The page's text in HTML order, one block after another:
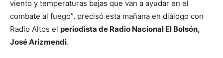
viento y temperaturas bajas que van a ayudar en el
combate al fuego”, precisó esta mañana en diálogo con
Radio Altos el periodista de Radio Nacional El Bolsón,
José Arizmendi.